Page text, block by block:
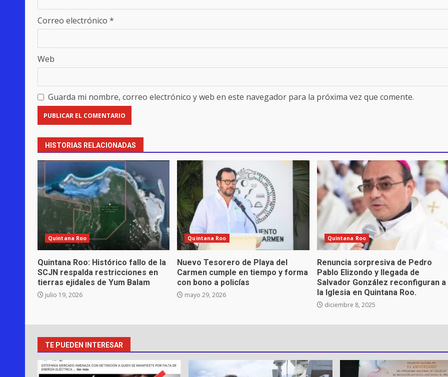
Correo electrónico *
Web
Guarda mi nombre, correo electrónico y web en este navegador para la próxima vez que comente.
HISTORIAS RELACIONADAS
Quintana Roo
Quintana Roo: Histórico fallo de la
SCJN respalda restricciones en
tierras ejidales de Yum Balam
julio 19, 2026
Quintana Roo
Nuevo Tesorero de Playa del
Carmen cumple en tiempo y forma
con bono a policías
mayo 29, 2026
Quintana Roo
Renuncia sorpresiva de Pedro
Pablo Elizondo y llegada de
Salvador González reconfiguran a
la Iglesia en Quintana Roo.
diciembre 8, 2025
TE PUEDEN INTERESAR